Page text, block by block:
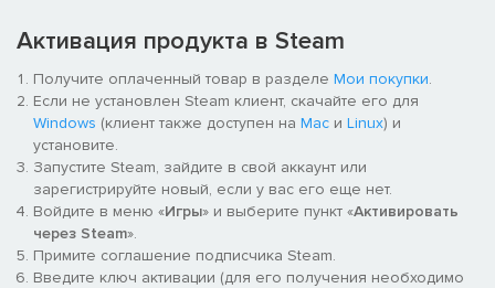
• Мощный арсенал из 285 заклинаний для самых
привередливых магов.
• Возможность улучшения заклинаний.
• 50 уникальных черт на выбор при повышении уровня.
• 10 случайно генерируемых этажей, полных тайн и
опасностей.
• Свыше 15 случайных боссов и 100 видов врагов.
Активация продукта в Steam
Получите оплаченный товар в разделе Мои покупки.
Если не установлен Steam клиент, скачайте его для
Windows (клиент также доступен на Mac и Linux) и
установите.
Запустите Steam, зайдите в свой аккаунт или
зарегистрируйте новый, если у вас его еще нет.
Войдите в меню «Игры» и выберите пункт «Активировать
через Steam».
Примите соглашение подписчика Steam.
Введите ключ активации (для его получения необходимо